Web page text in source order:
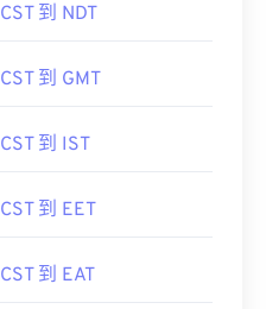
CST 到 NDT
CST 到 GMT
CST 到 IST
CST 到 EET
CST 到 EAT